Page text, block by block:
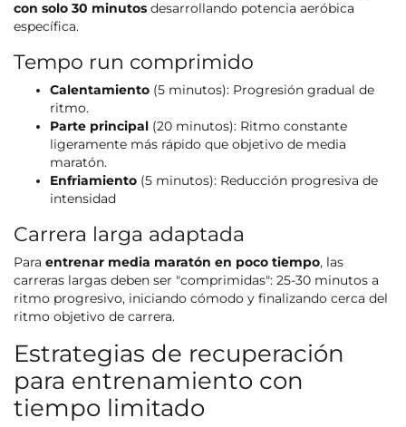
con solo 30 minutos desarrollando potencia aeróbica
específica.
Tempo run comprimido
Calentamiento (5 minutos): Progresión gradual de
ritmo.
Parte principal (20 minutos): Ritmo constante
ligeramente más rápido que objetivo de media
maratón.
Enfriamiento (5 minutos): Reducción progresiva de
intensidad
Carrera larga adaptada
Para entrenar media maratón en poco tiempo, las
carreras largas deben ser "comprimidas": 25-30 minutos a
ritmo progresivo, iniciando cómodo y finalizando cerca del
ritmo objetivo de carrera.
Estrategias de recuperación
para entrenamiento con
tiempo limitado